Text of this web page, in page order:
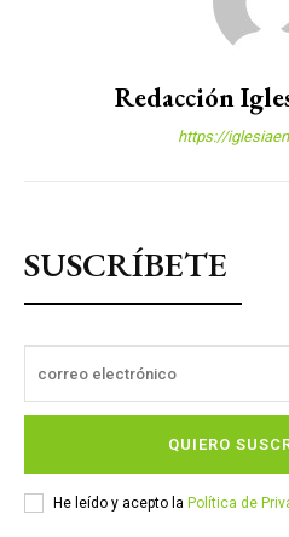
Redacción
https://
SUSCRÍBETE
QUIERO
He leído y acepto la Política de